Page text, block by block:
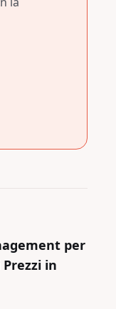
per
in